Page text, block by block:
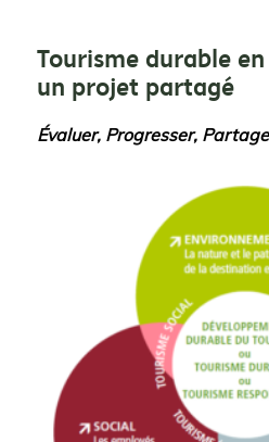
Tourisme durable
un projet partagé
Évaluer, Progresser,